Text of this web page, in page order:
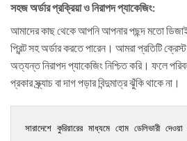
সহজ অর্ডার প্রক্রিয়া ও নিরাপদ প্যাকেজিং:
আমাদের কাছ থেকে আপনি আপনার পছন্দ মতো
প্রিন্ট সহ অর্ডার করতে পারেন। আমরা প্রতিটি ক্রেস্ট
অত্যন্ত নিরাপদ প্যাকেজিং নিশ্চিত করি। ফলে
প্রকার স্ক্র্যাচ বা দাগ পড়ার বিন্দুমাত্র ঝুঁকি থাকে না।
সারাদেশে কুরিয়ারের মাধ্যমে হোম ডেলিভারী